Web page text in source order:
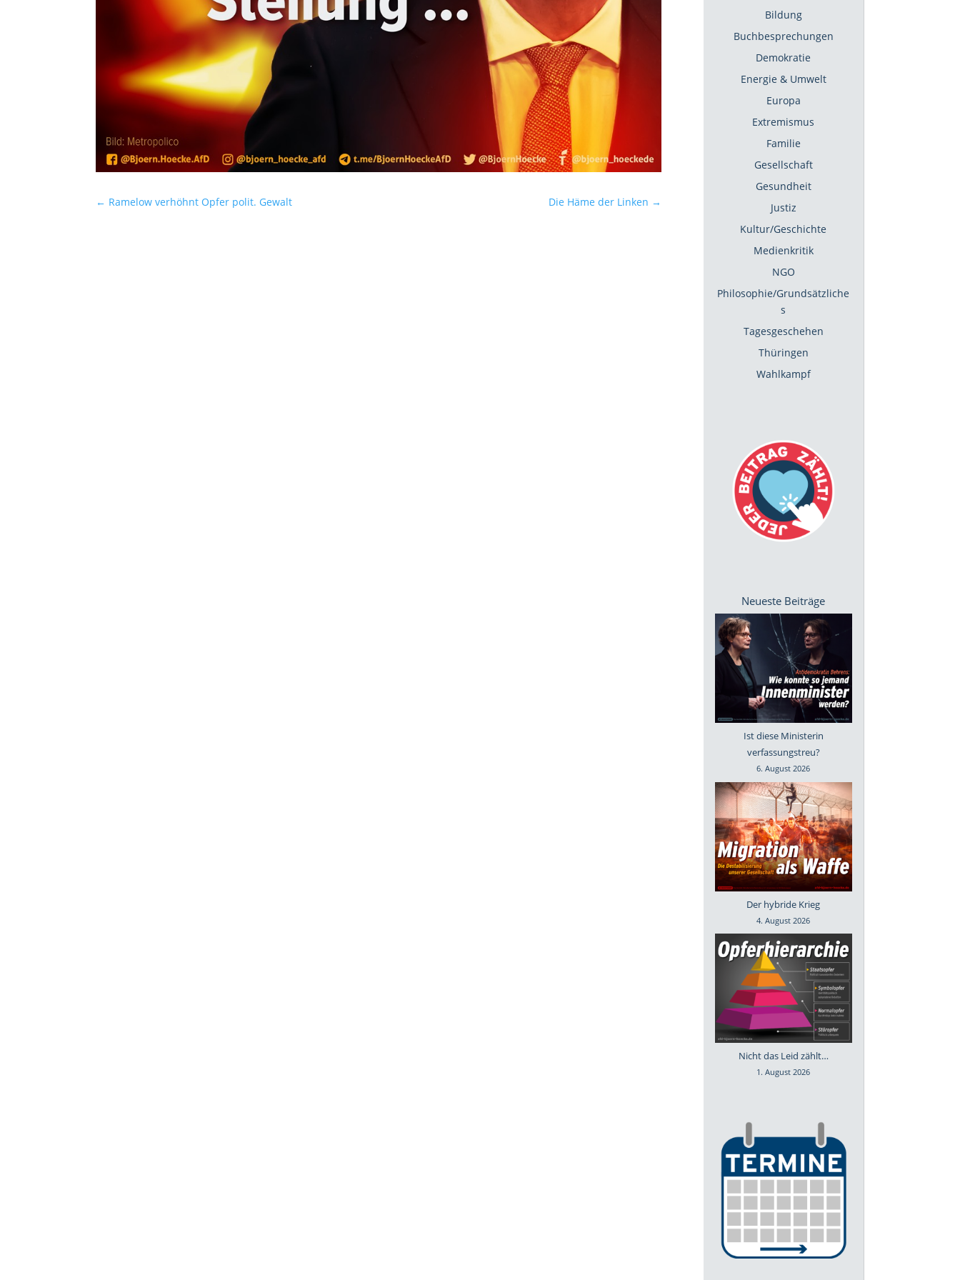
← Ramelow verhöhnt Opfer polit. Gewalt Die Häme der Linken →
Bildung
Buchbesprechungen
Demokratie
Energie & Umwelt
Europa
Extremismus
Familie
Gesellschaft
Gesundheit
Justiz
Kultur/Geschichte
Medienkritik
NGO
Philosophie/Grundsätzliche
s
Tagesgeschehen
Thüringen
Wahlkampf
Neueste Beiträge
Ist diese Ministerin
verfassungstreu?
6. August 2026
Der hybride Krieg
4. August 2026
Nicht das Leid zählt…
1. August 2026